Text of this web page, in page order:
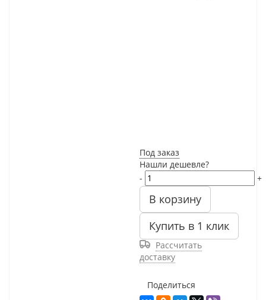
Под заказ
Нашли дешевле?
-
+
В корзину
Купить в 1 клик
Рассчитать
доставку
Поделиться